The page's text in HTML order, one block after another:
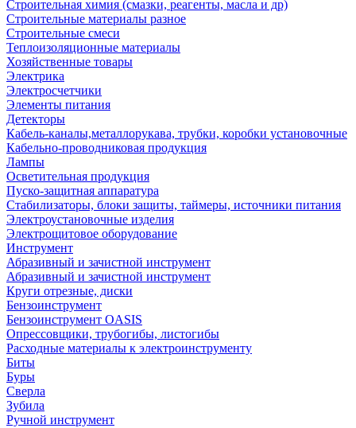
Строительная химия (смазки, реагенты, масла и др)
Строительные материалы разное
Строительные смеси
Теплоизоляционные материалы
Хозяйственные товары
Электрика
Электросчетчики
Элементы питания
Детекторы
Кабель-каналы,металлорукава, трубки, коробки установочные
Кабельно-проводниковая продукция
Лампы
Осветительная продукция
Пуско-защитная аппаратура
Стабилизаторы, блоки защиты, таймеры, источники питания
Электроустановочные изделия
Электрощитовое оборудование
Инструмент
Абразивный и зачистной инструмент
Абразивный и зачистной инструмент
Круги отрезные, диски
Бензоинструмент
Бензоинструмент OASIS
Опрессовщики, трубогибы, листогибы
Расходные материалы к электроинструменту
Биты
Буры
Сверла
Зубила
Ручной инструмент